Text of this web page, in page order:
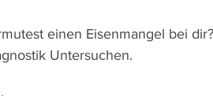
einen Eisenmangel bei
Untersuchen.